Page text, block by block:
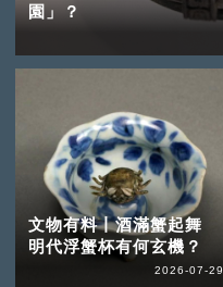
園」？
文物有料丨酒滿蟹起舞
明代浮蟹杯有何玄機？
2026-07-29